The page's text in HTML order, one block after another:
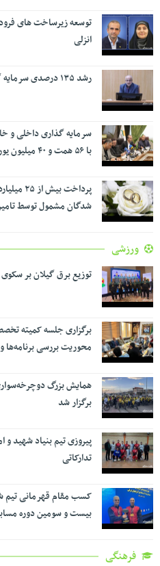
توسعه زیرساخت های
انزلی
رشد ۱۳۵ درصدی سرمایه گذاری در حوزه تولید گیلان
با ۵۶ همت و ۴۰ میلیون یورو می باشد
پرداخت
شدگان مشمول توسط
ورزشی
توزیع برق گیلان بر
برگزاری جلسه کمیته
محوریت بررسی برنامه‌ها و
همایش بزرگ
برگزار شد
پیروزی تیم بنیاد شهید و
تدارکاتی
کسب مقام قهرمانی تیم
بیست و سومین دوره
فرهنگی